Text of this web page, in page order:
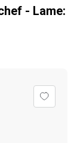
- Lame: